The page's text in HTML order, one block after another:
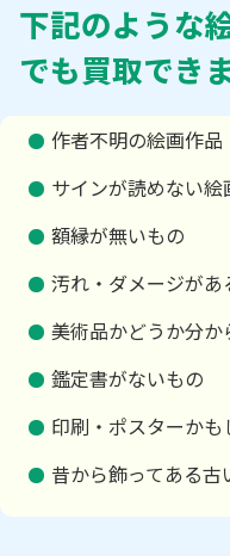
下記のような
でも買取でき
作者不明の絵画作品
サインが読めない絵
額縁が無いもの
汚れ・ダメージがあ
美術品かどうか分か
鑑定書がないもの
印刷・ポスターかも
昔から飾ってある古